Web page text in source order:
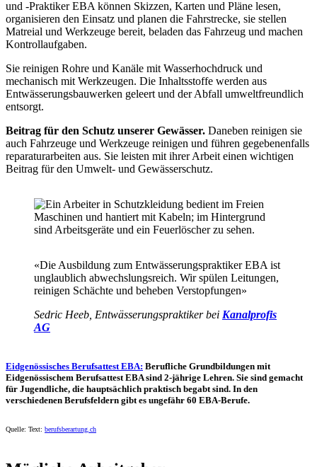
und -Praktiker EBA können Skizzen, Karten und Pläne lesen,
organisieren den Einsatz und planen die Fahrstrecke, sie stellen
Matreial und Werkzeuge bereit, beladen das Fahrzeug und machen
Kontrollaufgaben.
Sie reinigen Rohre und Kanäle mit Wasserhochdruck und
mechanisch mit Werkzeugen. Die Inhaltsstoffe werden aus
Entwässerungsbauwerken geleert und der Abfall umweltfreundlich
entsorgt.
Beitrag für den Schutz unserer Gewässer. Daneben reinigen sie
auch Fahrzeuge und Werkzeuge reinigen und führen gegebenenfalls
reparaturarbeiten aus. Sie leisten mit ihrer Arbeit einen wichtigen
Beitrag für den Umwelt- und Gewässerschutz.
«Die Ausbildung zum Entwässerungspraktiker EBA ist
unglaublich abwechslungsreich. Wir spülen Leitungen,
reinigen Schächte und beheben Verstopfungen»
Sedric Heeb, Entwässerungspraktiker bei Kanalprofis
AG
Eidgenössisches Berufsattest EBA: Berufliche Grundbildungen mit
Eidgenössischem Berufsattest EBA sind 2-jährige Lehren. Sie sind gemacht
für Jugendliche, die hauptsächlich praktisch begabt sind. In den
verschiedenen Berufsfeldern gibt es ungefähr 60 EBA-Berufe.
Quelle: Text: berufsberartung.ch